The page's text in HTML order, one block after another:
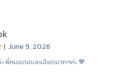
| June 9, 2026
พี่หมอตอบละเอียดมากๆค่ะ 💖